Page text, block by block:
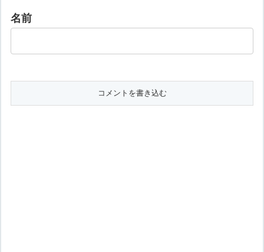
名前